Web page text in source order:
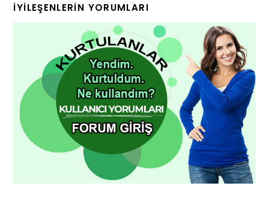
İYILEŞENLERIN YORUMLARI